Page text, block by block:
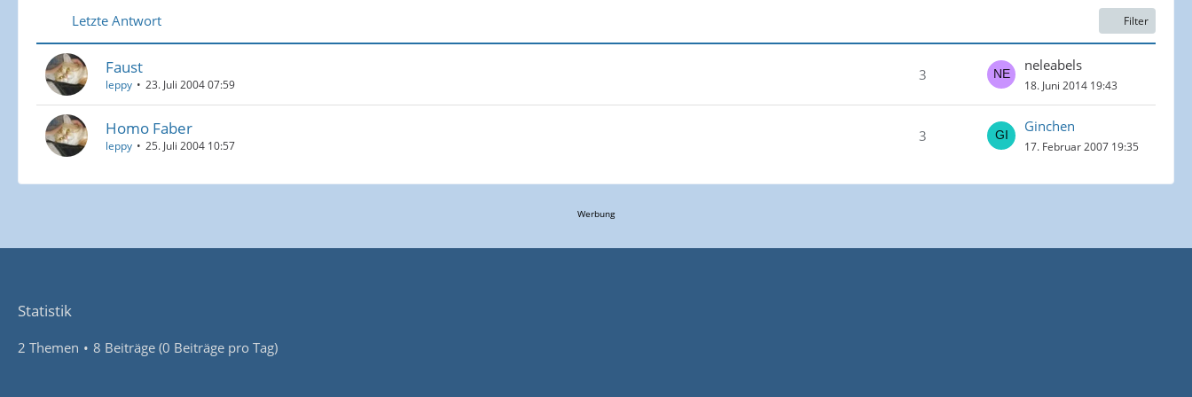
Letzte Antwort Filter
Faust
leppy 23. Juli 2004 07:59
3
neleabels
18. Juni 2014 19:43
Homo Faber
leppy 25. Juli 2004 10:57
3
Ginchen
17. Februar 2007 19:35
Werbung
Statistik
2 Themen 8 Beiträge (0 Beiträge pro Tag)